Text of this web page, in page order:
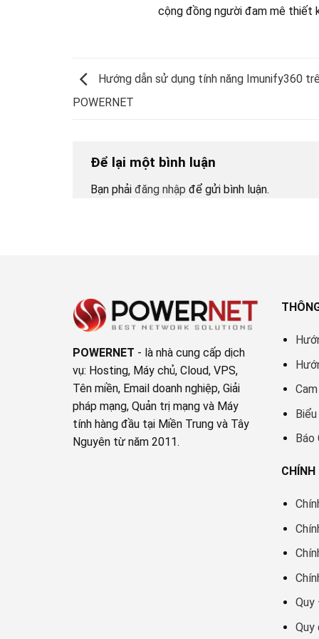
cộng đồng người đam mê thiết
Hướng dẫn sử dụng tính năng Imunify360
POWERNET
Để lại một bình luận
Bạn phải đăng nhập để gửi bình luận.
POWERNET - là nhà cung cấp dịch
vụ: Hosting, Máy chủ, Cloud, VPS,
Tên miền, Email doanh nghiệp, Giải
pháp mạng, Quản trị mạng và Máy
tính hàng đầu tại Miền Trung và Tây
Nguyên từ năm 2011.
Báo
Quy
Quy